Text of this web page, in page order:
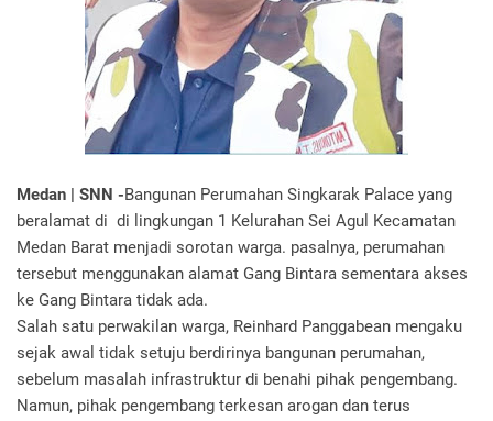
Medan | SNN -Bangunan Perumahan Singkarak Palace yang
beralamat di di lingkungan 1 Kelurahan Sei Agul Kecamatan
Medan Barat menjadi sorotan warga. pasalnya, perumahan
tersebut menggunakan alamat Gang Bintara sementara akses
ke Gang Bintara tidak ada.
Salah satu perwakilan warga, Reinhard Panggabean mengaku
sejak awal tidak setuju berdirinya bangunan perumahan,
sebelum masalah infrastruktur di benahi pihak pengembang.
Namun, pihak pengembang terkesan arogan dan terus